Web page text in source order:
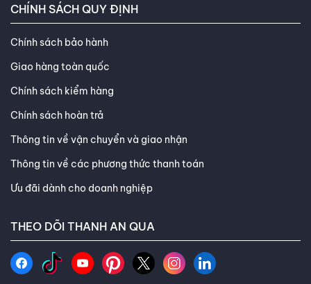
CHÍNH SÁCH QUY ĐỊNH
Chính sách bảo hành
Giao hàng toàn quốc
Chính sách kiểm hàng
Chính sách hoàn trả
Thông tin về vận chuyển và giao nhận
Thông tin về các phương thức thanh toán
Ưu đãi dành cho doanh nghiệp
THEO DÕI THANH AN QUA